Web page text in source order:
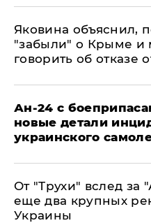
Яковина объяснил,
"забыли" о Крыме и
говорить об отказе
Ан-24 с
новые детали
украинского
От "Трухи" вслед за
еще два крупных
Украины